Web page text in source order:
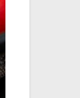
انشودة تلك أمي